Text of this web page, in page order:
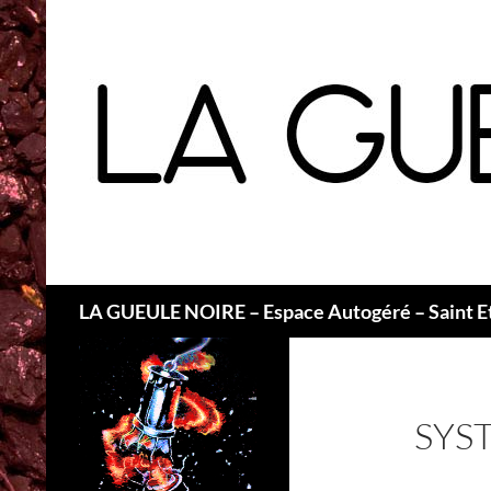
LA GUEULE NOIRE – Espace Autogéré – Saint